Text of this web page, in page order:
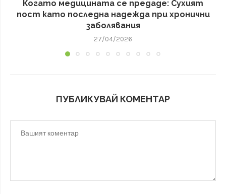
Когато медицината се предаде: Сухият
пост като последна надежда при хронични
заболявания
27/04/2026
ПУБЛИКУВАЙ КОМЕНТАР